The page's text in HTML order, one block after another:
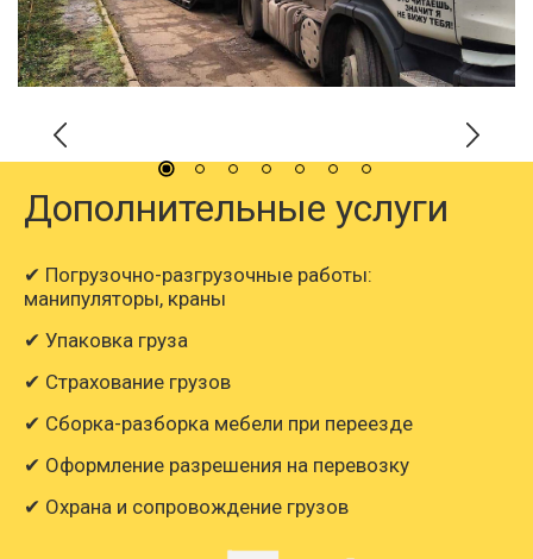
Дополнительные услуги
✔ Погрузочно-разгрузочные работы:
манипуляторы, краны
✔ Упаковка груза
✔ Страхование грузов
✔ Сборка-разборка мебели при переезде
✔ Оформление разрешения на перевозку
✔ Охрана и сопровождение грузов